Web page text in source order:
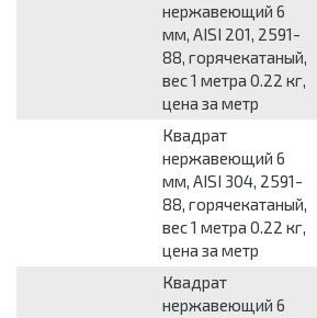
нержавеющий 6
мм, AISI 201, 2591-
88, горячекатаный,
вес 1 метра 0.22 кг,
цена за метр
Квадрат
нержавеющий 6
мм, AISI 304, 2591-
88, горячекатаный,
вес 1 метра 0.22 кг,
цена за метр
Квадрат
нержавеющий 6